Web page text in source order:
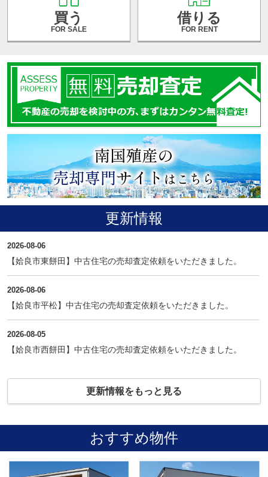
買う
FOR SALE
借りる
FOR RENT
更新情報
2026-08-06
【姶良市東餅田】中古住宅の売却査定依頼をいただきました。
2026-08-06
【姶良市平松】中古住宅の売却査定依頼をいただきました。
2026-08-05
【姶良市西餅田】中古住宅の売却査定依頼をいただきました。
更新情報をもっと見る
おすすめ物件